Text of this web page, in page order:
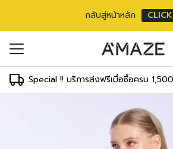
กลับสู่หน้าหลัก CLICK
Special !! บริการส่งฟรีเมื่อซื้อครบ
in the cart.
address*
ณเพื่อรองรับประสบการณ์การใช้งาน